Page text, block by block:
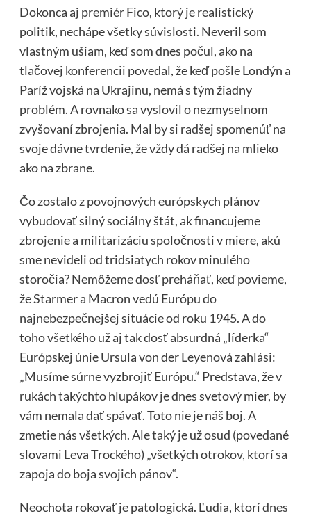
Dokonca aj premiér Fico, ktorý je realistický
politik, nechápe všetky súvislosti. Neveril som
vlastným ušiam, keď som dnes počul, ako na
tlačovej konferencii povedal, že keď pošle Londýn a
Paríž vojská na Ukrajinu, nemá s tým žiadny
problém. A rovnako sa vyslovil o nezmyselnom
zvyšovaní zbrojenia. Mal by si radšej spomenúť na
svoje dávne tvrdenie, že vždy dá radšej na mlieko
ako na zbrane.
Čo zostalo z povojnových európskych plánov
vybudovať silný sociálny štát, ak financujeme
zbrojenie a militarizáciu spoločnosti v miere, akú
sme nevideli od tridsiatych rokov minulého
storočia? Nemôžeme dosť preháňať, keď povieme,
že Starmer a Macron vedú Európu do
najnebezpečnejšej situácie od roku 1945. A do
toho všetkého už aj tak dosť absurdná „líderka“
Európskej únie Ursula von der Leyenová zahlási:
„Musíme súrne vyzbrojiť Európu.“ Predstava, že v
rukách takýchto hlupákov je dnes svetový mier, by
vám nemala dať spávať. Toto nie je náš boj. A
zmetie nás všetkých. Ale taký je už osud (povedané
slovami Leva Trockého) „všetkých otrokov, ktorí sa
zapoja do boja svojich pánov“.
Neochota rokovať je patologická. Ľudia, ktorí dnes